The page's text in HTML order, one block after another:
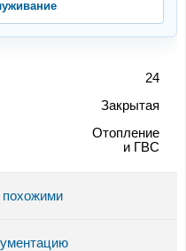
24
Закрытая
Отопление
и ГВС